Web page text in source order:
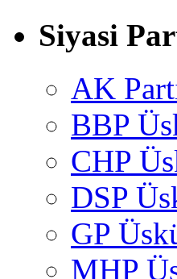
Siyasi
AK
BBP
CHP
DSP
GP
MHP